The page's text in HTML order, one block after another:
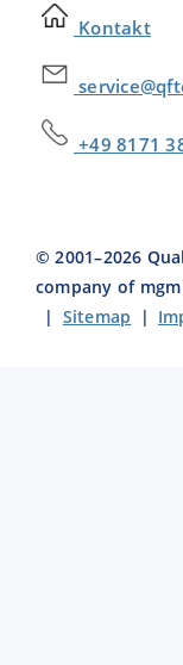
Kontakt
+49 8171
© 2001–2026
company of
| Sitemap |